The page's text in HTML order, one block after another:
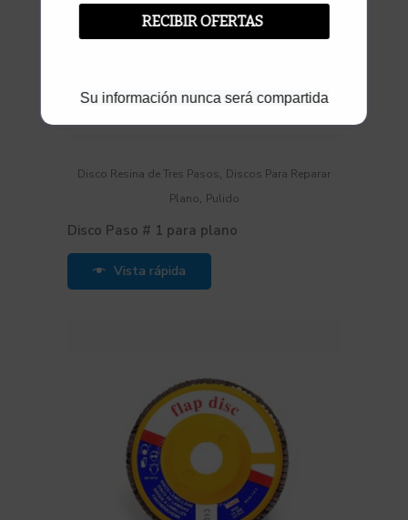
Disco Resina de Tres Pasos, Discos Para Reparar
Plano, Pulido
Disco Paso # 1 para plano
Vista rápida
RECIBIR OFERTAS
Su información nunca será compartida